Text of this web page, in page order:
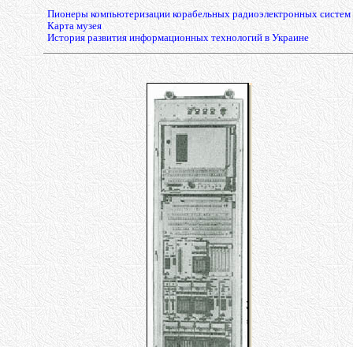
Пионеры компьютеризации корабельных радиоэлектронных систем
Карта музея
История развития информационных технологий в Украине